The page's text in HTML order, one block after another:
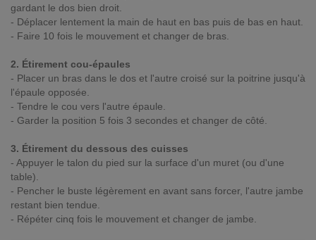
gardant le dos bien droit.
- Déplacer lentement la main de haut en bas puis de bas en haut.
- Faire 10 fois le mouvement et changer de bras.
2. Étirement cou-épaules
- Placer un bras dans le dos et l'autre croisé sur la poitrine jusqu'à
l'épaule opposée.
- Tendre le cou vers l'autre épaule.
- Garder la position 5 fois 3 secondes et changer de côté.
3. Étirement du dessous des cuisses
- Appuyer le talon du pied sur la surface d'un muret (ou d'une
table).
- Pencher le buste légèrement en avant sans forcer, l'autre jambe
restant bien tendue.
- Répéter cinq fois le mouvement et changer de jambe.